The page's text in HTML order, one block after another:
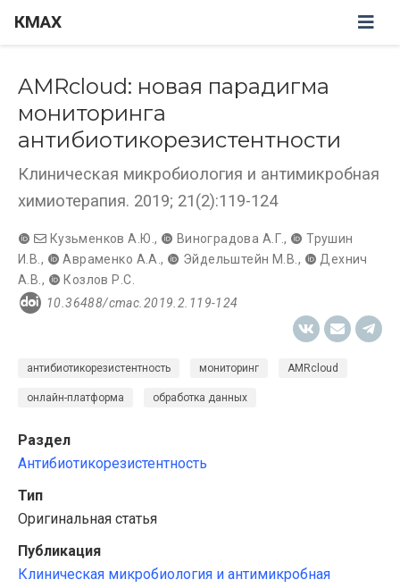
КМАХ
AMRcloud: новая парадигма
мониторинга
антибиотикорезистентности
Клиническая микробиология и антимикробная
химиотерапия. 2019; 21(2):119-124
Кузьменков А.Ю. , Виноградова А.Г.,
Трушин
И.В. , Авраменко А.А., Эйдельштейн М.В. ,
Дехнич
А.В. ,
Козлов Р.С.
10.36488/cmac.2019.2.119-124
антибиотикорезистентность мониторинг AMRcloud
онлайн-платформа обработка данных
Раздел
Антибиотикорезистентность
Тип
Оригинальная статья
Публикация
Клиническая микробиология и антимикробная